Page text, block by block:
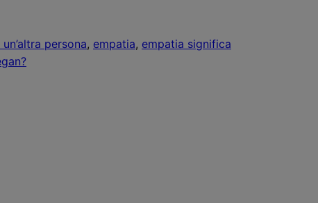
persona, empatia, empatia significa